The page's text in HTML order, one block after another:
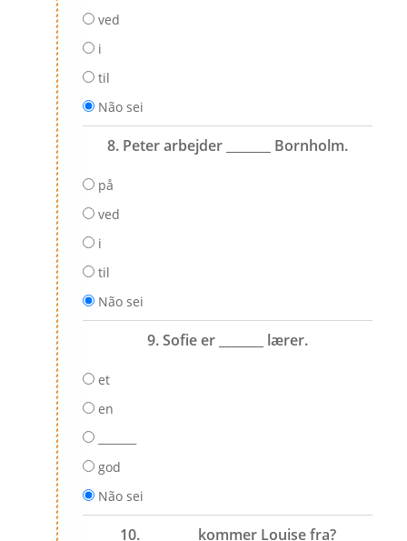
ved
i
til
Não sei
8. Peter arbejder _______ Bornholm.
på
ved
i
til
Não sei
9. Sofie er _______ lærer.
et
en
god
Não sei
10. ________ kommer Louise fra?